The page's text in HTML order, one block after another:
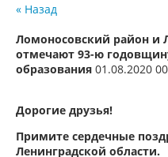
« Назад
Ломоносовский район и
отмечают 93-ю
образования 01.08.2020
Дорогие друзья!
Примите сердечные
Ленинградской области.